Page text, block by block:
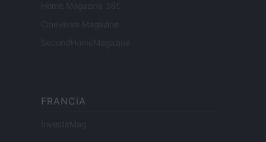
Home Magazine 365
Cineverse Magazine
SecondHomeMagazine
FRANCIA
InvestirMag